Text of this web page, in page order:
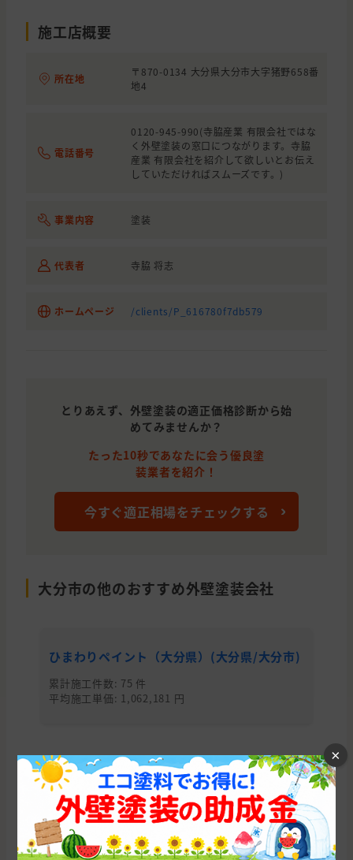
施工店概要
所在地
〒870-0134 大分県大分市大字猪野658番
地4
電話番号
0120-945-990(寺脇産業 有限会社ではな
く外壁塗装の窓口につながります。寺脇
産業 有限会社を紹介して欲しいとお伝え
していただければスムーズです。)
事業内容 塗装
代表者 寺脇 将志
ホームページ /clients/P_616780f7db579
とりあえず、外壁塗装の適正価格診断から始
めてみませんか？
たった10秒であなたに会う優良塗
装業者を紹介！
今すぐ適正相場をチェックする
大分市の他のおすすめ外壁塗装会社
ひまわりペイント（大分県）(大分県/大分市)
累計施工件数: 75 件
平均施工単価: 1,062,181 円
大分県の他の市区町村から外壁塗装会社を
探す
大分市 別府市 中津市 佐伯市 臼杵市 由布市 宇佐市
津久見市 杵築市 玖珠郡 豊後大野市 豊後高田市
×